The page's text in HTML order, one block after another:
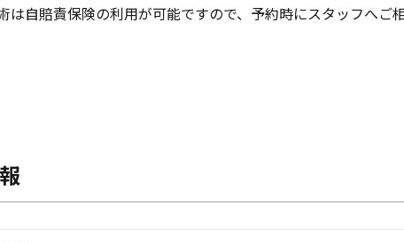
は自賠責保険の利用が可能ですので、予約時にスタッフへご